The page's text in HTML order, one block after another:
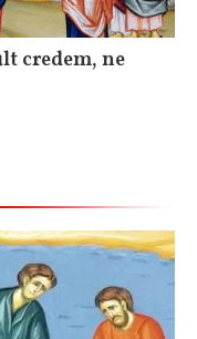
credem, ne